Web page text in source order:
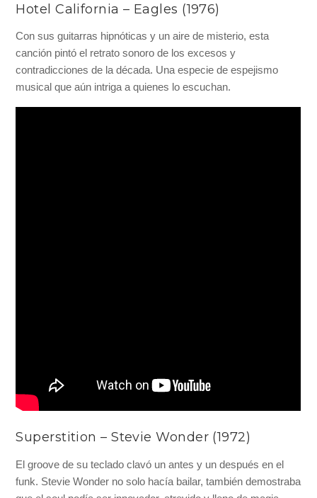
Hotel California – Eagles (1976)
Con sus guitarras hipnóticas y un aire de misterio, esta
canción pintó el retrato sonoro de los excesos y
contradicciones de la década. Una especie de espejismo
musical que aún intriga a quienes lo escuchan.
Superstition – Stevie Wonder (1972)
El groove de su teclado clavó un antes y un después en el
funk. Stevie Wonder no solo hacía bailar, también demostraba